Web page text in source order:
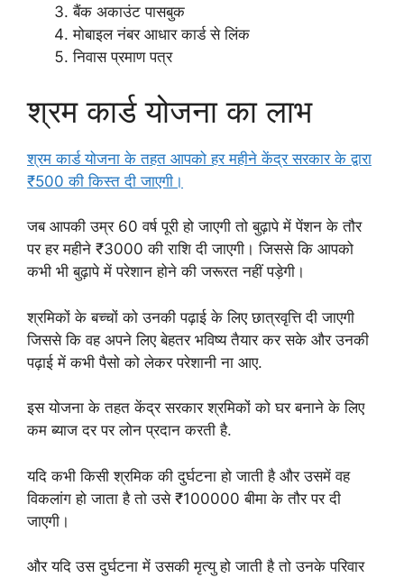
बैंक अकाउंट पासबुक
मोबाइल नंबर आधार कार्ड से लिंक
निवास प्रमाण पत्र
श्रम कार्ड योजना का लाभ
श्रम कार्ड योजना के तहत आपको हर महीने केंद्र सरकार के द्वारा
₹500 की किस्त दी जाएगी।
जब आपकी उम्र 60 वर्ष पूरी हो जाएगी तो बुढ़ापे में पेंशन के तौर
पर हर महीने ₹3000 की राशि दी जाएगी। जिससे कि आपको
कभी भी बुढ़ापे में परेशान होने की जरूरत नहीं पड़ेगी।
श्रमिकों के बच्चों को उनकी पढ़ाई के लिए छात्रवृत्ति दी जाएगी
जिससे कि वह अपने लिए बेहतर भविष्य तैयार कर सके और उनकी
पढ़ाई में कभी पैसो को लेकर परेशानी ना आए.
इस योजना के तहत केंद्र सरकार श्रमिकों को घर बनाने के लिए
कम ब्याज दर पर लोन प्रदान करती है.
यदि कभी किसी श्रमिक की दुर्घटना हो जाती है और उसमें वह
विकलांग हो जाता है तो उसे ₹100000 बीमा के तौर पर दी
जाएगी।
और यदि उस दुर्घटना में उसकी मृत्यु हो जाती है तो उनके परिवार